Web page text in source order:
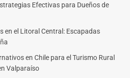
Efectivas para Dueños de
en el Litoral Central: Escapadas
en Chile para el Turismo Rural
Valparaíso